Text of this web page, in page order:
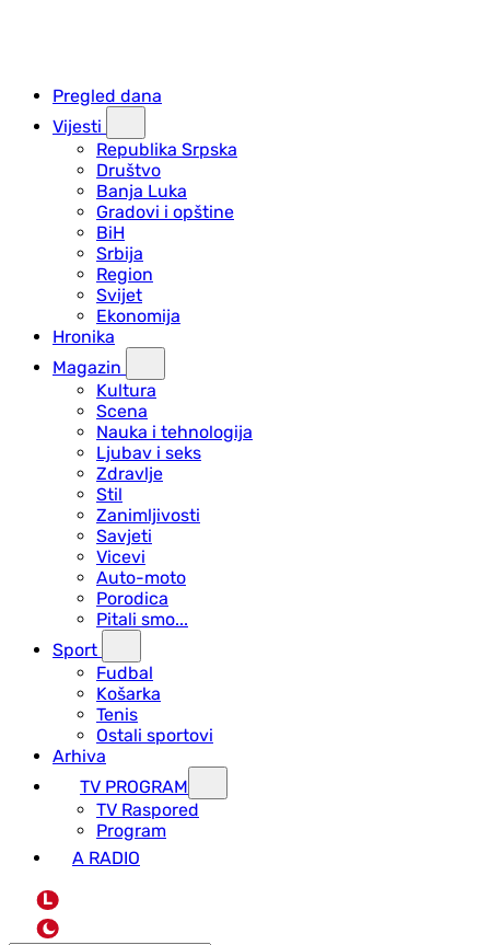
Pregled dana
Vijesti
Republika Srpska
Društvo
Banja Luka
Gradovi i opštine
BiH
Srbija
Region
Svijet
Ekonomija
Hronika
Magazin
Kultura
Scena
Nauka i tehnologija
Ljubav i seks
Zdravlje
Stil
Zanimljivosti
Savjeti
Vicevi
Auto-moto
Porodica
Pitali smo...
Sport
Fudbal
Košarka
Tenis
Ostali sportovi
Arhiva
TV PROGRAM
ТV Raspored
Program
A RADIO
L